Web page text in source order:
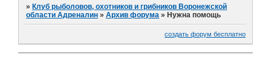
» Клуб рыболовов, охотников и грибников Воронежской
области Адреналин »Архив форума » Нужна помощь
создать форум бесплатно